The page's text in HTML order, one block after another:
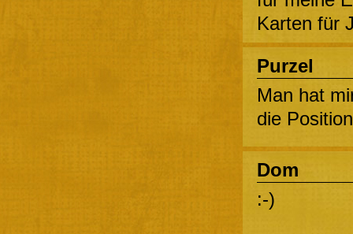
Karten für
Purzel
Man hat
die
Dom
:-)